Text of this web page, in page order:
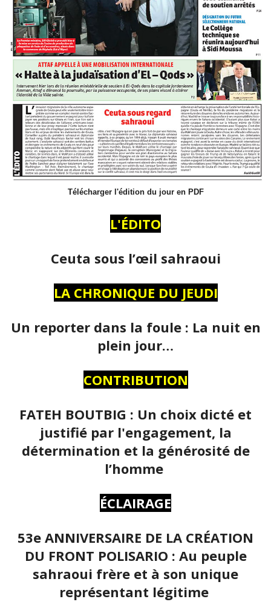
Télécharger l'édition du jour en PDF
L'ÉDITO
Ceuta sous l’œil sahraoui
LA CHRONIQUE DU JEUDI
Un reporter dans la foule : La nuit en
plein jour…
CONTRIBUTION
FATEH BOUTBIG : Un choix dicté et
justifié par l'engagement, la
détermination et la générosité de
l’homme
ÉCLAIRAGE
53e ANNIVERSAIRE DE LA CRÉATION
DU FRONT POLISARIO : Au peuple
sahraoui frère et à son unique
représentant légitime